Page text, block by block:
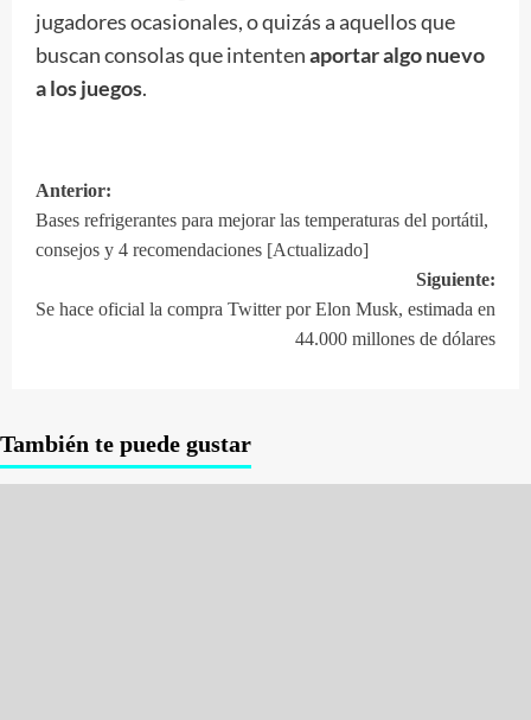
jugadores ocasionales, o quizás a aquellos que
buscan consolas que intentenaportar algo nuevo
a los juegos.
Navegación
de
Anterior:
Bases refrigerantes para mejorar las temperaturas del portátil,
consejos y 4 recomendaciones [Actualizado]
Siguiente:
Se hace oficial la compra Twitter por Elon Musk, estimada en
44.000 millones de dólares
También te puede gustar